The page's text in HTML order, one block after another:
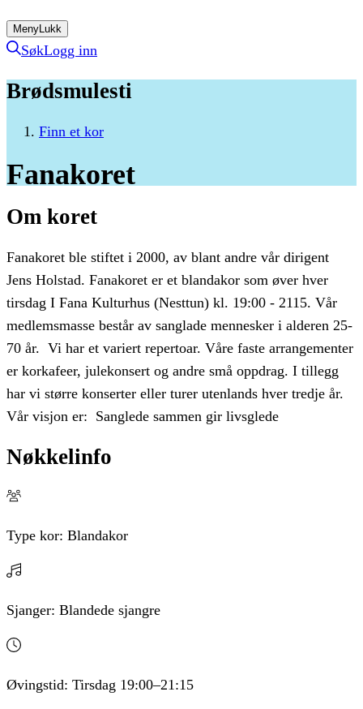
MenyLukk
SøkLogg inn
Brødsmulesti
Finn et kor
Fanakoret
Om koret
Fanakoret ble stiftet i 2000, av blant andre vår dirigent
Jens Holstad. Fanakoret er et blandakor som øver hver
tirsdag I Fana Kulturhus (Nesttun) kl. 19:00 - 2115. Vår
medlemsmasse består av sanglade mennesker i alderen 25-
70 år. Vi har et variert repertoar. Våre faste arrangementer
er korkafeer, julekonsert og andre små oppdrag. I tillegg
har vi større konserter eller turer utenlands hver tredje år.
Vår visjon er: Sanglede sammen gir livsglede
Nøkkelinfo
Type kor: Blandakor
Sjanger: Blandede sjangre
Øvingstid: Tirsdag 19:00–21:15